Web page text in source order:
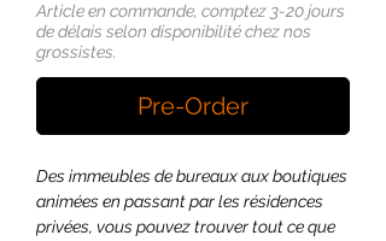
Article en commande, comptez 3-20 jours
de délais selon disponibilité chez nos
grossistes.
Pre-Order
Des immeubles de bureaux aux boutiques
animées en passant par les résidences
privées, vous pouvez trouver tout ce que